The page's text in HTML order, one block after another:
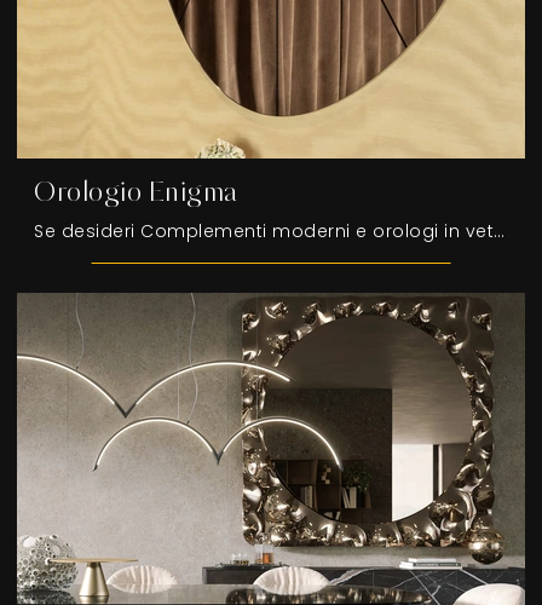
Orologio Enigma
Se desideri Complementi moderni e orologi in vetro scopri di più sul modello Orologio Enigma dell'azienda Tonin Casa.